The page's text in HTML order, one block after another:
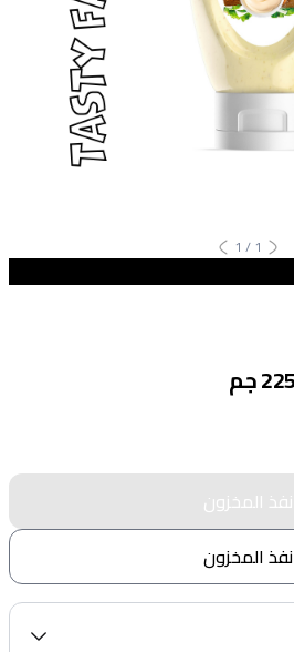
1
/
1
نفذ المخزون
نفذ المخزون